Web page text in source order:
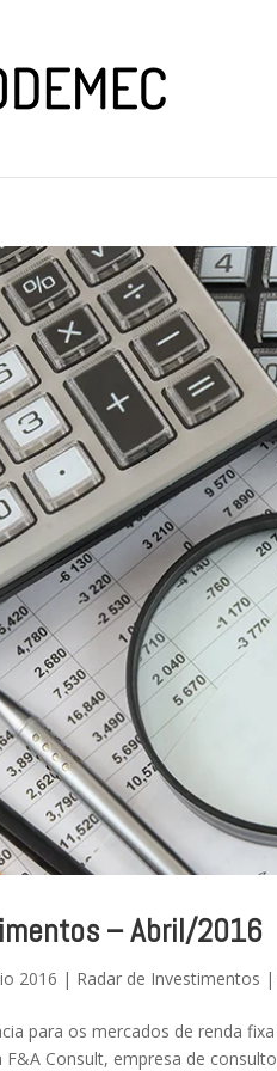
– Abril/2016
2016 | Radar de Investimentos |
para os mercados de renda
Consult, empresa de